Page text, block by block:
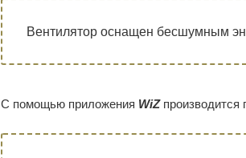
Вентилятор оснащен бесшумным
С помощью приложения WiZпроизводится